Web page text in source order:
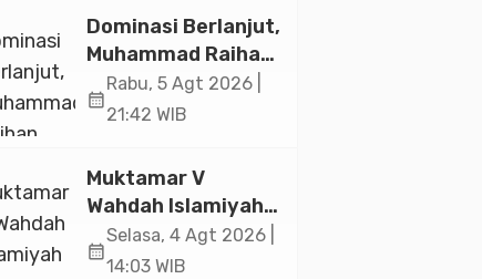
Paramadina
Dominasi Berlanjut,
Muhammad Raihan
Fadila Sabet Emas
Kyorugi di Asian
Indonesia Open
2026
calendar_month
Rabu, 5 Agt 2026 |
21:42 WIB
Muktamar V
Wahdah Islamiyah
Akan Kukuhkan
10.000 Guru Al-
calendar_month
Selasa, 4 Agt 2026 |
14:03 WIB